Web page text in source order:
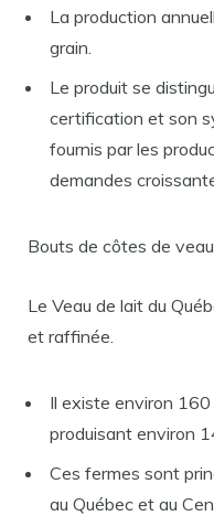
La production
grain.
Le produit se
certification et son
fournis par les
demandes
Bouts de côtes de veau
Le Veau de lait du
et raffinée.
Il existe environ
produisant environ
Ces fermes sont
au Québec et au